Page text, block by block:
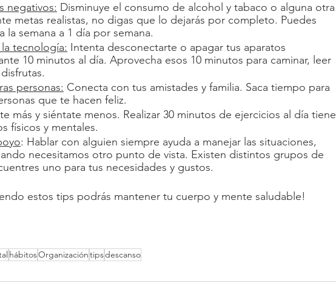
negativos: Disminuye el consumo de alcohol y tabaco o alguna otra
metas realistas, no digas que lo dejarás por completo. Puedes
la semana a 1 día por semana.
tecnología: Intenta desconectarte o apagar tus aparatos
10 minutos al día. Aprovecha esos 10 minutos para caminar, leer
personas: Conecta con tus amistades y familia. Saca tiempo para
que te hacen feliz.
más y siéntate menos. Realizar 30 minutos de ejercicios al día tiene
físicos y mentales.
: Hablar con alguien siempre ayuda a manejar las situaciones,
necesitamos otro punto de vista. Existen distintos grupos de
uno para tus necesidades y gustos.
estos tips podrás mantener tu cuerpo y mente saludable!
hábitosOrganizacióntipsdescanso